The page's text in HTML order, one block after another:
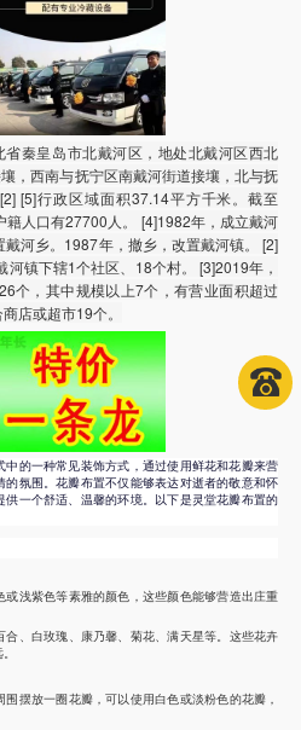
省秦皇岛市北戴河区，地处北戴河区西北
，西南与抚宁区南戴河街道接壤，北与抚
[5]行政区域面积37.14平方千米。截至
籍人口有27700人。 [4]1982年，成立戴河
河乡。1987年，撤乡，改置戴河镇。 [2]
河镇下辖1个社区、18个村。 [3]2019年，
个，其中规模以上7个，有营业面积超过
店或超市19个。
中的一种常见装饰方式，通过使用鲜花和花瓣来营
的氛围。花瓣布置不仅能够表达对逝者的敬意和怀
供一个舒适、温馨的环境。以下是灵堂花瓣布置的
或浅紫色等素雅的颜色，这些颜色能够营造出庄重
合、白玫瑰、康乃馨、菊花、满天星等。这些花卉
围摆放一圈花瓣，可以使用白色或淡粉色的花瓣，